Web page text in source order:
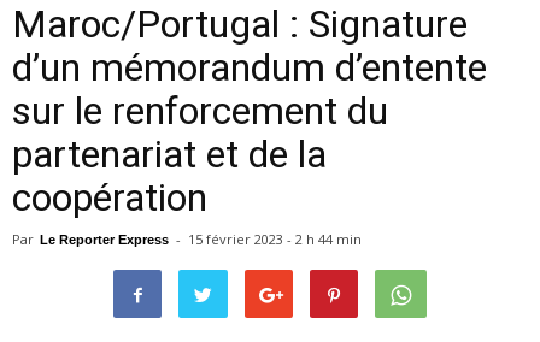
Maroc/Portugal : Signature
d’un mémorandum d’entente
sur le renforcement du
partenariat et de la
coopération
Par Le Reporter Express - 15 février 2023 - 2 h 44 min